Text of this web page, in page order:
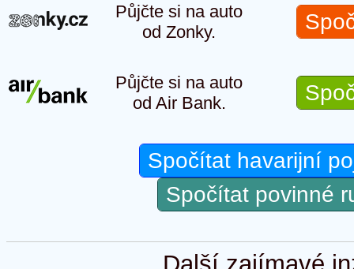
Půjčte si na auto
od Zonky.
Půjčte si na auto
od Air Bank.
Spočítat havarijní
Spočítat povinné